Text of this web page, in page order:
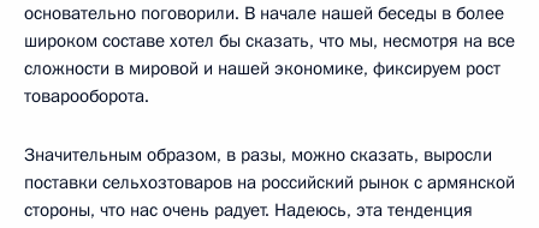
основательно поговорили. В начале нашей беседы в более
широком составе хотел бы сказать, что мы, несмотря на все
сложности в мировой и нашей экономике, фиксируем рост
товарооборота.
Значительным образом, в разы, можно сказать, выросли
поставки сельхозтоваров на российский рынок с армянской
стороны, что нас очень радует. Надеюсь, эта тенденция